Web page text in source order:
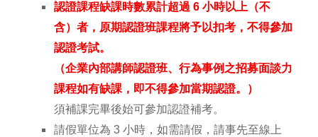
認證課程缺課時數累計超過 6 小時以上（不
含）者，原期認證班課程將予以扣考，不得參加
認證考試。
（企業內部講師認證班、行為事例之招募面談力
課程如有缺課，即不得參加當期認證。）
須補課完畢後始可參加認證補考。
請假單位為 3 小時，如需請假，請事先至線上